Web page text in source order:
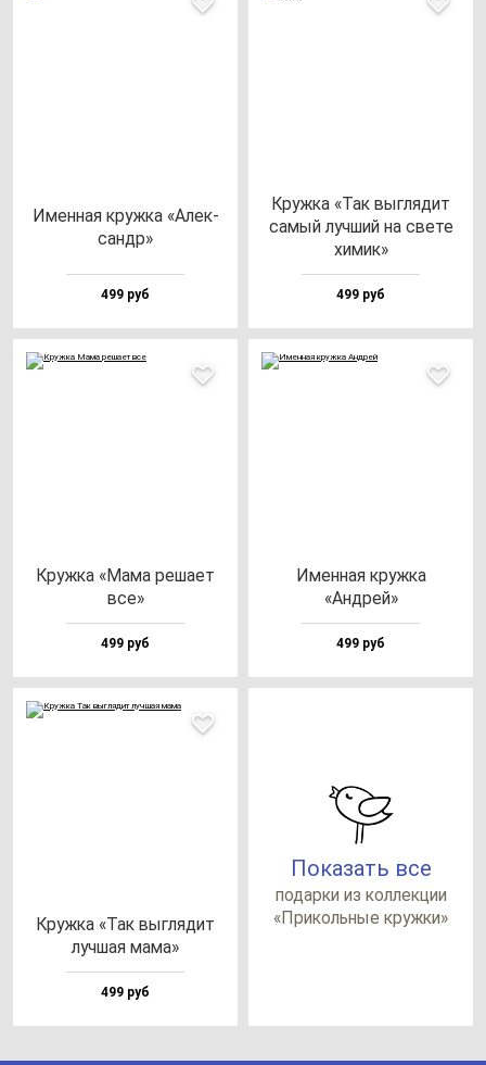
Имен­ная круж­ка «Алек­
сандр»
499 руб
Круж­ка «Так выг­ля­дит
са­мый луч­ший на све­те
хи­мик»
499 руб
Круж­ка «Мама ре­ша­ет
все»
499 руб
Имен­ная круж­ка
«Андрей»
499 руб
Круж­ка «Так выг­ля­дит
луч­шая ма­ма»
499 руб
Показать все
по­дар­ки из кол­лек­ции
«При­коль­ные круж­ки»